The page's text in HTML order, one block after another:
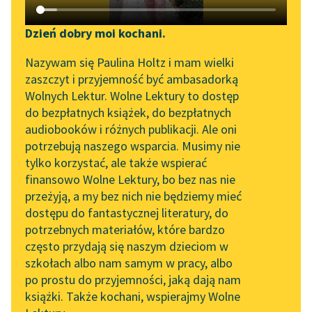
Katalog DAISY
Podkasty o książkach
Zgłoś brak utworu
Aktualności
„Prokurator Alicja Horn”
do słuchania
Byliśmy częścią AI Impact
Lab
Zapraszamy na spotkanie
online z tłumaczkami
literatury skandynawskiej
Spotkanie z Katarzyną
Tunkiel w Oslo
102. lata temu zmarł
Joseph Conrad
Narzędzia
Mapa Wolnych Lektur
Leśmianator
Przewodnik dla piszących i
czytających
API
OAI-PMH
Widget Wolnych Lektur
Przypisy
Dzień dobry moi kochani.
Nazywam się Paulina Holtz i mam wielki
zaszczyt i przyjemność być ambasadorką
Wolnych Lektur. Wolne Lektury to dostęp
do bezpłatnych książek, do bezpłatnych
audiobooków i różnych publikacji. Ale oni
potrzebują naszego wsparcia. Musimy nie
tylko korzystać, ale także wspierać
finansowo Wolne Lektury, bo bez nas nie
przeżyją, a my bez nich nie będziemy mieć
dostępu do fantastycznej literatury, do
potrzebnych materiałów, które bardzo
często przydają się naszym dzieciom w
szkołach albo nam samym w pracy, albo
po prostu do przyjemności, jaką dają nam
książki. Także kochani, wspierajmy Wolne
Sortuj:
powieści przygodowe Emilia Salgariego